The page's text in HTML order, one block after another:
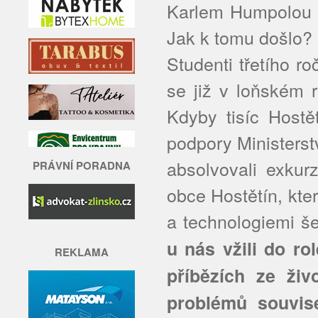
PRÁVNÍ PORADNA
REKLAMA
Karlem
Jak k tomu došlo?
Studenti třetího
se již v loňském
Kdyby tisíc
podpory
absolvovali
obce Hostětín,
a technologiemi
u nás vžili do
příbězích ze
problémů